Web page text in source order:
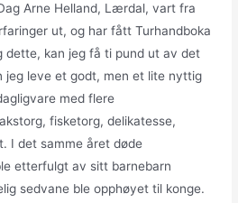
Arne Helland, Lærdal, vart fra
ut, og har fått Turhandboka
dette, kan jeg få ti pund ut av det
jeg leve et godt, men et lite nyttig
med flere
fisketorg, delikatesse,
I det samme året døde
etterfulgt av sitt barnebarn
sedvane ble opphøyet til konge.